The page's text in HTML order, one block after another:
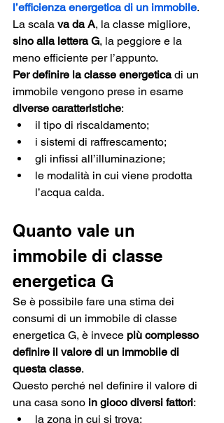
l’efficienza energetica di un immobile.
La scala va da A, la classe migliore,
sino alla lettera G, la peggiore e la
meno efficiente per l’appunto.
Per definire la classe energetica di un
immobile vengono prese in esame
diverse caratteristiche:
il tipo di riscaldamento;
i sistemi di raffrescamento;
gli infissi all’illuminazione;
le modalità in cui viene prodotta
l’acqua calda.
Quanto vale un
immobile di classe
energetica G
Se è possibile fare una stima dei
consumi di un immobile di classe
energetica G, è invece più complesso
definire il valore di un immobile di
questa classe.
Questo perché nel definire il valore di
una casa sono in gioco diversi fattori:
la zona in cui si trova;